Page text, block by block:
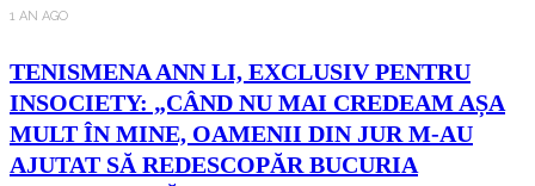
1 AN AGO
TENISMENA ANN LI, EXCLUSIV PENTRU
INSOCIETY: „CÂND NU MAI CREDEAM AȘA
MULT ÎN MINE, OAMENII DIN JUR M-AU
AJUTAT SĂ REDESCOPĂR BUCURIA